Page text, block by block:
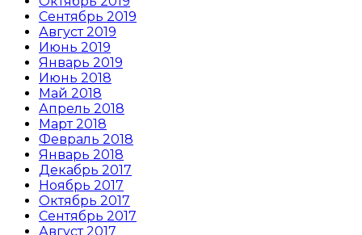
Сентябрь 2019
Август 2019
Июнь 2019
Январь 2019
Июнь 2018
Май 2018
Апрель 2018
Март 2018
Февраль 2018
Январь 2018
Декабрь 2017
Ноябрь 2017
Октябрь 2017
Сентябрь 2017
Август 2017